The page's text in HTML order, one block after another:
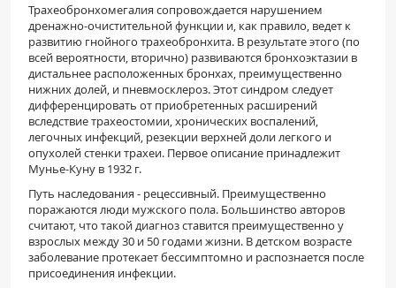
Трахеобронхомегалия сопровождается нарушением
дренажно-очистительной функции и, как правило, ведет к
развитию гнойного трахеобронхита. В результате этого (по
всей вероятности, вторично) развиваются бронхоэктазии в
дистальнее расположенных бронхах, преимущественно
нижних долей, и пневмосклероз. Этот синдром следует
дифференцировать от приобретенных расширений
вследствие трахеостомии, хронических воспалений,
легочных инфекций, резекции верхней доли легкого и
опухолей стенки трахеи. Первое описание принадлежит
Мунье-Куну в 1932 г.
Путь наследования - рецессивный. Преимущественно
поражаются люди мужского пола. Большинство авторов
считают, что такой диагноз ставится преимущественно у
взрослых между 30 и 50 годами жизни. В детском возрасте
заболевание протекает бессимптомно и распознается после
присоединения инфекции.